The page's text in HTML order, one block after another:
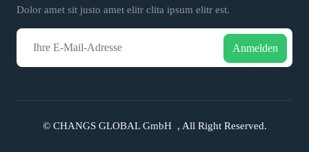
Dolor amet sit justo amet elitr clita ipsum elitr est.
Anmelden
© CHANGS GLOBAL GmbH , All Right Reserved.